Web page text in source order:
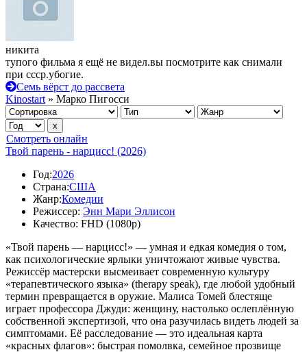
никита
тупого фильма я ещё не видел.вы посмотрите как снимали
при ссср.убогие.
Семь вёрст до рассвета
Kinostart » Марко Пигосси
Смотреть онлайн
Твой парень - нарцисc! (2026)
Год:2026
Страна:США
Жанр:Комедии
Режиссер: Энн Мари Эллисон
Качество: FHD (1080p)
«Твой парень — нарцисс!» — умная и едкая комедия о том,
как психологические ярлыки уничтожают живые чувства.
Режиссёр мастерски высмеивает современную культуру
«терапевтического языка» (therapy speak), где любой удобный
термин превращается в оружие. Малиса Томей блестяще
играет профессора Джуди: женщину, настолько ослеплённую
собственной экспертизой, что она разучилась видеть людей за
симптомами. Её расследование — это идеальная карта
«красных флагов»: быстрая помолвка, семейное прозвище